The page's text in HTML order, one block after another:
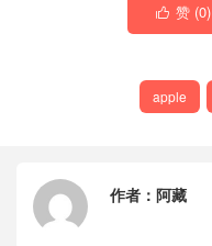
 赞 (0)
apple
作者： 阿藏